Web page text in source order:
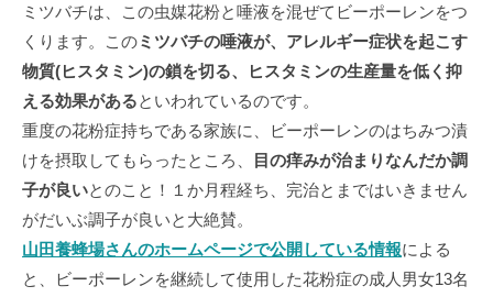
ミツバチは、この虫媒花粉と唾液を混ぜてビーポーレンをつ
くります。このミツバチの唾液が、アレルギー症状を起こす
物質(ヒスタミン)の鎖を切る、ヒスタミンの生産量を低く抑
える効果があるといわれているのです。
重度の花粉症持ちである家族に、ビーポーレンのはちみつ漬
けを摂取してもらったところ、
目の痒みが治まりなんだか調
子が良いとのこと！１か月程経ち、完治とまではいきません
がだいぶ調子が良いと大絶賛。
山田養蜂場さんのホームページで公開している情報による
と、ビーポーレンを継続して使用した花粉症の成人男女13名